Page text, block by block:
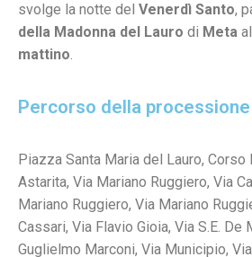
svolge la notte del Venerdì Santo,
della Madonna del Lauro di Meta
mattino.
Percorso della processione
Piazza Santa Maria del Lauro, Corso
Astarita, Via Mariano Ruggiero, Via
Mariano Ruggiero, Via Mariano
Cassari, Via Flavio Gioia, Via S.E. De
Guglielmo Marconi, Via Municipio,